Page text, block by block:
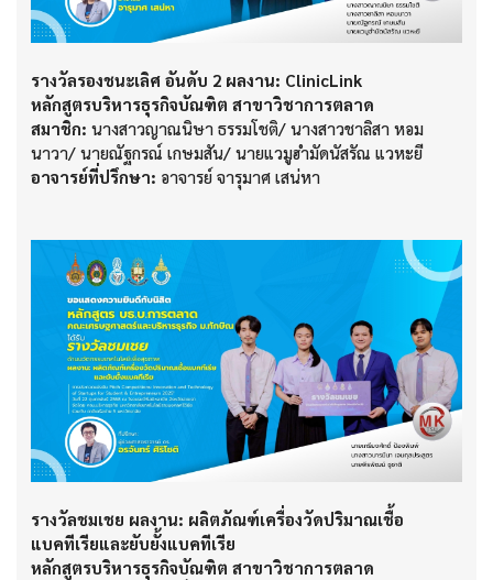
รางวัลรองชนะเลิศ อันดับ 2 ผลงาน: ClinicLink
หลักสูตรบริหารธุรกิจบัณฑิต สาขาวิชาการตลาด
สมาชิก: นางสาวญาณนิษา ธรรมโชติ/ นางสาวชาลิสา หอม
นาวา/ นายณัฐกรณ์ เกษมสัน/ นายแวมูฮำมัดนัสรัณ แวหะยี
อาจารย์ที่ปรึกษา: อาจารย์ จารุมาศ เสน่หา
รางวัลชมเชย ผลงาน: ผลิตภัณฑ์เครื่องวัดปริมาณเชื้อ
แบคทีเรียและยับยั้งแบคทีเรีย
หลักสูตรบริหารธุรกิจบัณฑิต สาขาวิชาการตลาด